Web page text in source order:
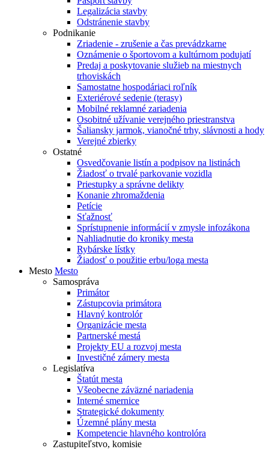
Legalizácia stavby
Odstránenie stavby
Podnikanie
Zriadenie - zrušenie a čas prevádzkarne
Oznámenie o športovom a kultúrnom podujatí
Predaj a poskytovanie služieb na miestnych
trhoviskách
Samostatne hospodáriaci roľník
Exteriérové sedenie (terasy)
Mobilné reklamné zariadenia
Osobitné užívanie verejného priestranstva
Šaliansky jarmok, vianočné trhy, slávnosti a hody
Verejné zbierky
Ostatné
Osvedčovanie listín a podpisov na listinách
Žiadosť o trvalé parkovanie vozidla
Priestupky a správne delikty
Konanie zhromaždenia
Petície
Sťažnosť
Sprístupnenie informácií v zmysle infozákona
Nahliadnutie do kroniky mesta
Rybárske lístky
Žiadosť o použitie erbu/loga mesta
Mesto Mesto
Samospráva
Primátor
Zástupcovia primátora
Hlavný kontrolór
Organizácie mesta
Partnerské mestá
Projekty EU a rozvoj mesta
Investičné zámery mesta
Legislatíva
Štatút mesta
Všeobecne záväzné nariadenia
Interné smernice
Strategické dokumenty
Územné plány mesta
Kompetencie hlavného kontrolóra
Zastupiteľstvo, komisie